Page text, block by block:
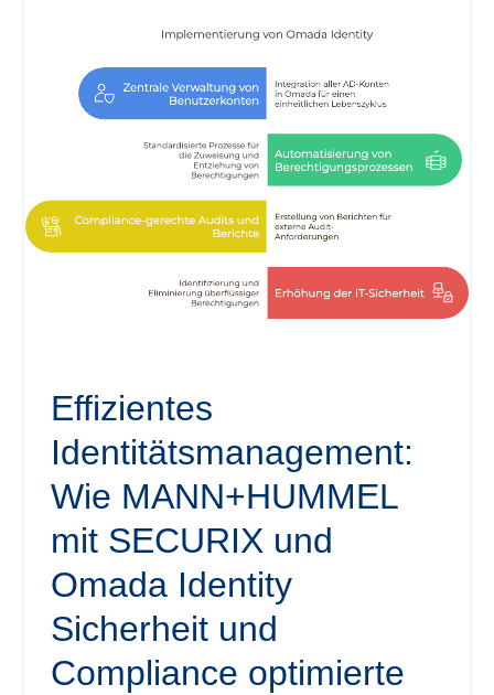
Effizientes
Identitätsmanagement:
Wie MANN+HUMMEL
mit SECURIX und
Omada Identity
Sicherheit und
Compliance optimierte